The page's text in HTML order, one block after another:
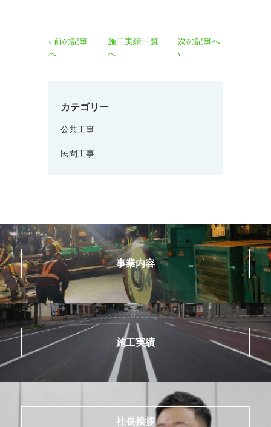
‹ 前の記事
へ
施工実績一覧
へ
次の記事へ
›
カテゴリー
公共工事
民間工事
事業内容
施工実績
社長挨拶